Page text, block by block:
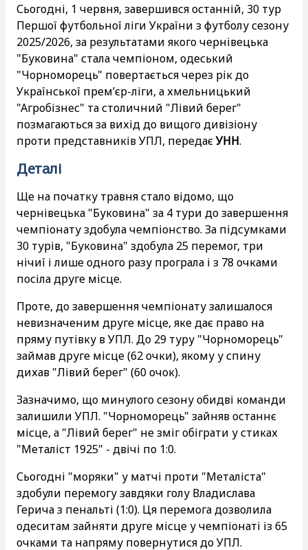
Сьогодні, 1 червня, завершився останній, 30 тур
Першої футбольної ліги України з футболу сезону
2025/2026, за результатами якого чернівецька
"Буковина" стала чемпіоном, одеський
"Чорноморець" повертається через рік до
Української прем’єр-ліги, а хмельницький
"Агробізнес" та столичний "Лівий берег"
позмагаються за вихід до вищого дивізіону
проти представників УПЛ, передаєУНН.
Деталі
Ще на початку травня стало відомо, що
чернівецька "Буковина" за 4 тури до завершення
чемпіонату здобула чемпіонство. За підсумками
30 турів, "Буковина" здобула 25 перемог, три
нічиї і лише одного разу програла і з 78 очками
посіла друге місце.
Проте, до завершення чемпіонату залишалося
невизначеним друге місце, яке дає право на
пряму путівку в УПЛ. До 29 туру "Чорноморець"
займав друге місце (62 очки), якому у спину
дихав "Лівий берег" (60 очок).
Зазначимо, що минулого сезону обидві команди
залишили УПЛ. "Чорноморець" зайняв останнє
місце, а "Лівий берег" не зміг обіграти у стиках
"Металіст 1925" - двічі по 1:0.
Сьогодні "моряки" у матчі проти "Металіста"
здобули перемогу завдяки голу Владислава
Герича з пенальті (1:0). Ця перемога дозволила
одеситам зайняти друге місце у чемпіонаті із 65
очками та напряму повернутися до УПЛ.